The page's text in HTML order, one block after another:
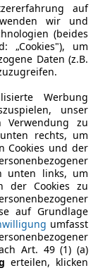
4.988
340
475
272
4,1
250 und
aber bei dem
sind mit dem
von
Das V8-
eignet sich
breit und
auf
wir und
(beides
„Cookies"), um
Daten (z.B.
Werbung
unser
zu
rechts, um
Cookies und der
unten links, um
der Cookies zu
auf Grundlage
umfasst
Art. 49 (1) (a)
erteilen, klicken